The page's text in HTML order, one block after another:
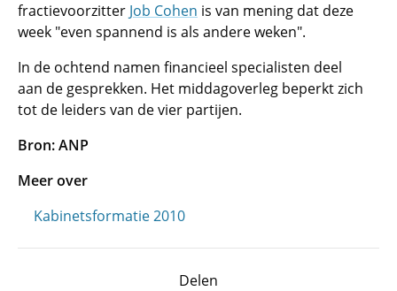
fractievoorzitter Job Cohen is van mening dat deze
week "even spannend is als andere weken".
In de ochtend namen financieel specialisten deel
aan de gesprekken. Het middagoverleg beperkt zich
tot de leiders van de vier partijen.
Bron: ANP
Meer over
Kabinetsformatie 2010
Delen